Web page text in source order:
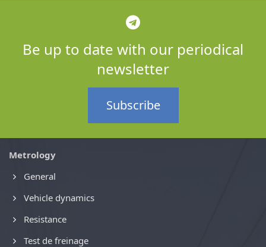
Be up to date with our periodical
newsletter
Subscribe
Metrology
General
Vehicle dynamics
Resistance
Test de freinage